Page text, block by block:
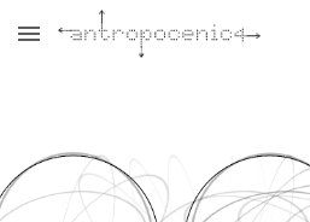
Skip to main content